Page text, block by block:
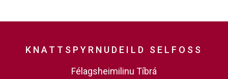
KNATTSPYRNUDEILD SELFOSS
Félagsheimilinu Tíbrá